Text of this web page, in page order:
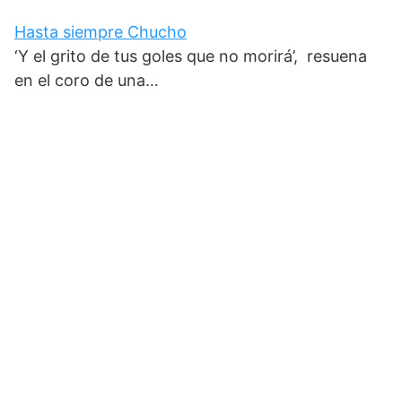
Hasta siempre Chucho
‘Y el grito de tus goles que no morirá’, resuena
en el coro de una…